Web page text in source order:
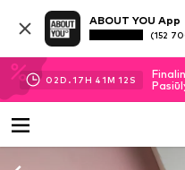
ABOUT YOU App
(152
02D.17H 41M 12 S